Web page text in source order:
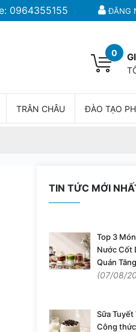
ĐĂNG
0964355155
0
TRÂN CHÂU ĐÀO TẠO
TIN TỨC MỚI
Top 3
Nước Cốt
Quán
(07/08/
Sữa Tuyết
Công